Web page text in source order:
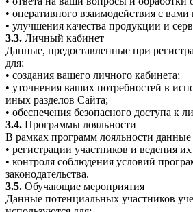
• оперативного взаимодействия с вами
• улучшения качества продукции и
3.3. Личный кабинет
Данные, предоставленные при
для:
• создания вашего личного кабинета;
• уточнения ваших потребностей в
иных разделов Сайта;
• обеспечения безопасного доступа к
3.4. Программы лояльности
В рамках программ лояльности данные
• регистрации участников и ведения их
• контроля соблюдения условий
законодательства.
3.5. Обучающие мероприятия
Данные потенциальных участников